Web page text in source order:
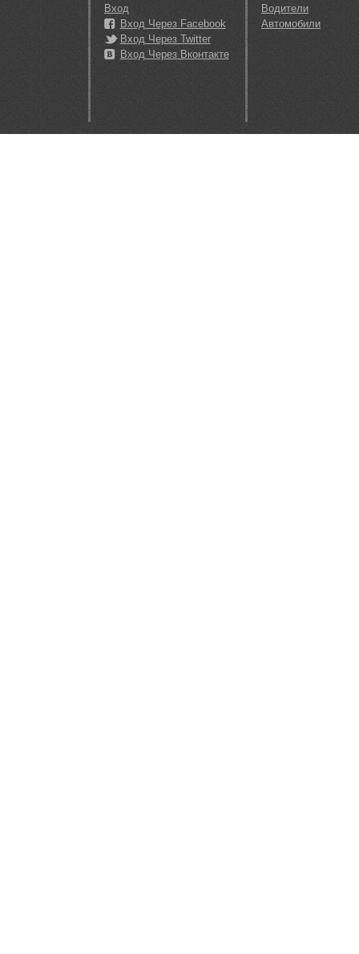
Вход
Вход Через Facebook
Вход Через Twitter
Вход Через Вконтакте
Водители
Автомобили